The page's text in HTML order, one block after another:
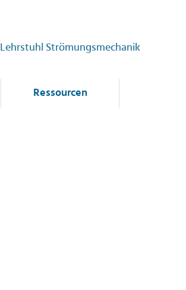
Lehrstuhl Strömungsmechanik
Ressourcen